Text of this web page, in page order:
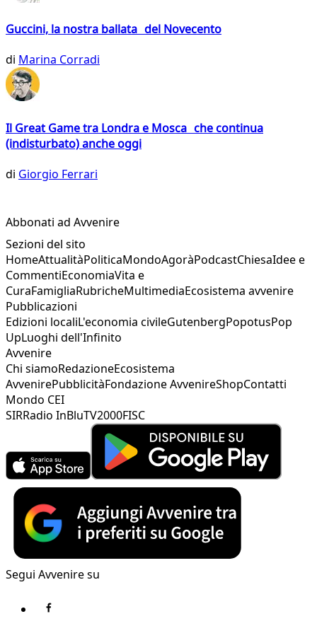
Guccini, la nostra ballata del Novecento
di Marina Corradi
Il Great Game tra Londra e Mosca che continua
(indisturbato) anche oggi
di Giorgio Ferrari
Abbonati ad Avvenire
Sezioni del sito
HomeAttualitàPoliticaMondoAgoràPodcastChiesaIdee e
CommentiEconomiaVita e
CuraFamigliaRubricheMultimediaEcosistema avvenire
Pubblicazioni
Edizioni localiL'economia civileGutenbergPopotusPop
UpLuoghi dell'Infinito
Avvenire
Chi siamoRedazioneEcosistema
AvvenirePubblicitàFondazione AvvenireShopContatti
Mondo CEI
SIRRadio InBluTV2000FISC
Segui Avvenire su